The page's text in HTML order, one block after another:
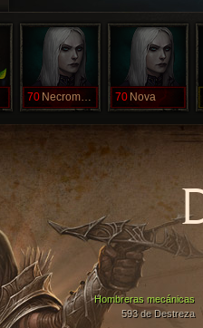
70 Necromencer 70 Nova
Hombreras mecánicas
593 de Destreza